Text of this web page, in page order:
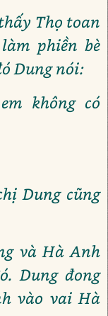
Thọ toan
phiền bè
Dung nói:
không có
Dung cũng
và Hà Anh
Dung đong
vào vai Hà